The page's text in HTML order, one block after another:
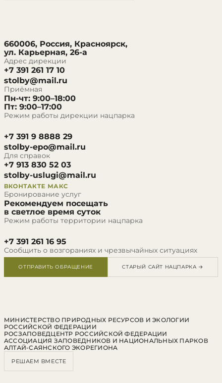
660006, Россия, Красноярск,
ул. Карьерная, 26-а
Адрес дирекции
+7 391 261 17 10
stolby@mail.ru
Приёмная
Пн-чт: 9:00–18:00
Пт: 9:00–17:00
Режим работы дирекции нацпарка
+7 391 9 8888 29
stolby-epo@mail.ru
Для справок
+7 913 830 52 03
stolby-uslugi@mail.ru
ВКОНТАКТЕ МАКС
Бронирование услуг
Рекомендуем посещать
в светлое время суток
Режим работы территории нацпарка
+7 391 261 16 95
Сообщить о возгораниях и чрезвычайных ситуациях
ОТПРАВИТЬ ОБРАЩЕНИЕ СТАРЫЙ САЙТ НАЦПАРКА →
МИНИСТЕРСТВО ПРИРОДНЫХ РЕСУРСОВ И ЭКОЛОГИИ
РОССИЙСКОЙ ФЕДЕРАЦИИ
РОСЗАПОВЕДЦЕНТР РОССИЙСКОЙ ФЕДЕРАЦИИ
АССОЦИАЦИЯ ЗАПОВЕДНИКОВ И НАЦИОНАЛЬНЫХ ПАРКОВ
АЛТАЙ-САЯНСКОГО ЭКОРЕГИОНА
РЕШАЕМ ВМЕСТЕ